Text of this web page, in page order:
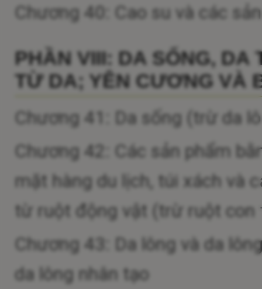
Chương 40: Cao su và các
PHẦN VIII: DA SỐNG, DA
TỪ DA; YÊN CƯƠNG VÀ
Chương 41: Da sống (trừ da
Chương 42: Các sản phẩm
mặt hàng du lịch, túi xách và
từ ruột động vật (trừ ruột con
Chương 43: Da lông và da
da lông nhân tạo